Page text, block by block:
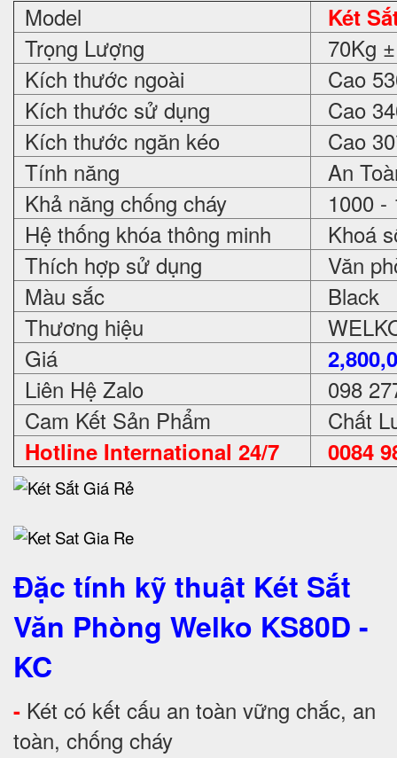
Model Két
Trọng Lượng
70Kg
Kích thước ngoài
Cao
Kích thước sử dụng
Cao
Kích thước ngăn kéo
Cao
Tính năng
An
Khả năng chống cháy
1000 -
Hệ thống khóa thông minh
Khoá
Thích hợp sử dụng
Văn
Màu sắc
Black
Thương hiệu
Giá
Liên Hệ Zalo
098
Cam Kết Sản Phẩm
Chất
Hotline International 24/7 0084
Đặc tính kỹ thuật Két Sắt
Văn Phòng Welko KS80D -
KC
- Két có kết cấu an toàn vững chắc, an
toàn, chống cháy